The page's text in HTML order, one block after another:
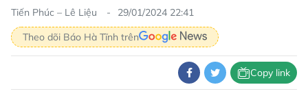
Tiến Phúc – Lê Liệu
29/01/2024 22:41
Theo dõi Báo Hà Tĩnh trên
Copy link